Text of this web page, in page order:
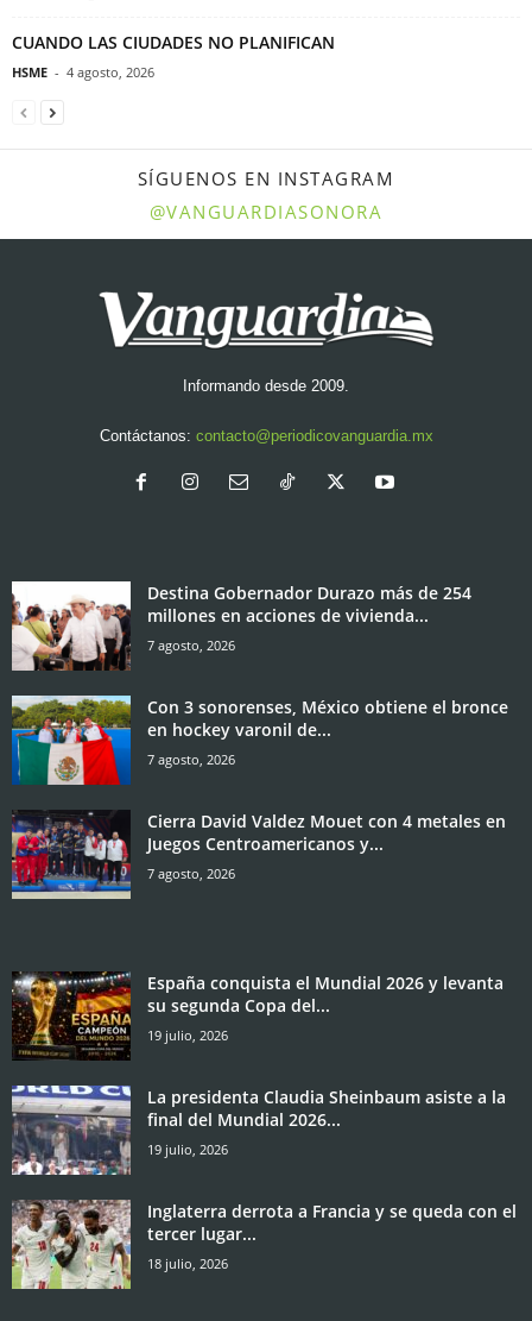
CUANDO LAS CIUDADES NO PLANIFICAN
HSME - 4 agosto, 2026
SÍGUENOS EN INSTAGRAM
@VANGUARDIASONORA
Informando desde 2009.
Contáctanos: contacto@periodicovanguardia.mx
Destina Gobernador Durazo más de 254
millones en acciones de vivienda...
7 agosto, 2026
Con 3 sonorenses, México obtiene el bronce
en hockey varonil de...
7 agosto, 2026
Cierra David Valdez Mouet con 4 metales en
Juegos Centroamericanos y...
7 agosto, 2026
España conquista el Mundial 2026 y levanta
su segunda Copa del...
19 julio, 2026
La presidenta Claudia Sheinbaum asiste a la
final del Mundial 2026...
19 julio, 2026
Inglaterra derrota a Francia y se queda con el
tercer lugar...
18 julio, 2026